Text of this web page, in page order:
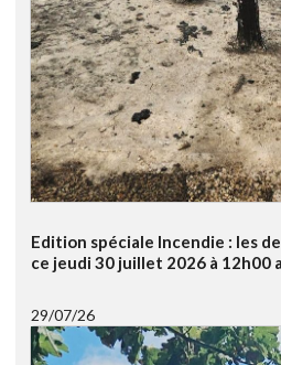
Edition spéciale Incendie : les
ce jeudi 30 juillet 2026 à 12h00
29/07/26